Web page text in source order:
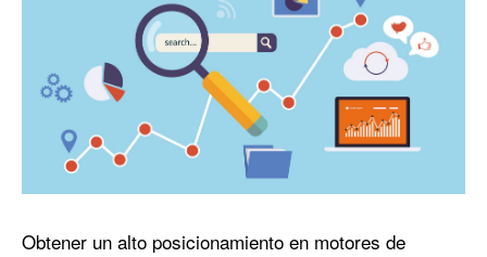
Obtener un alto posicionamiento en motores de